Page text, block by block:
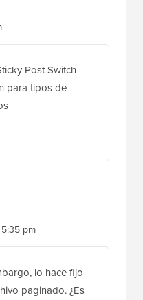
Post Switch
para tipos de
pm
lo hace fijo
paginado. ¿Es